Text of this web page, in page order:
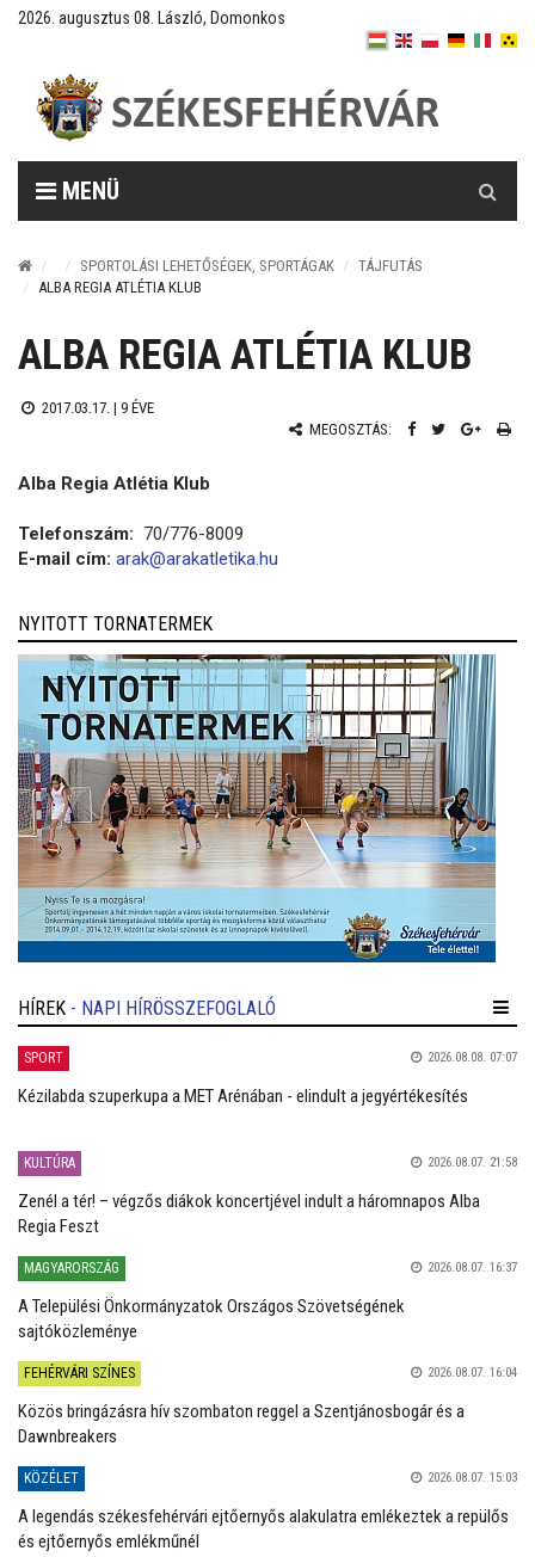
2026. augusztus 08. László, Domonkos
MENÜ
SPORTOLÁSI LEHETŐSÉGEK, SPORTÁGAK
TÁJFUTÁS
ALBA REGIA ATLÉTIA KLUB
ALBA REGIA ATLÉTIA KLUB
2017.03.17. | 9 ÉVE
MEGOSZTÁS:
Alba Regia Atlétia Klub
Telefonszám: 70/776-8009
E-mail cím: arak@arakatletika.hu
NYITOTT TORNATERMEK
HÍREK - NAPI HÍRÖSSZEFOGLALÓ
SPORT 2026.08.08. 07:07
Kézilabda szuperkupa a MET Arénában - elindult a jegyértékesítés
KULTÚRA 2026.08.07. 21:58
Zenél a tér! – végzős diákok koncertjével indult a háromnapos Alba
Regia Feszt
MAGYARORSZÁG 2026.08.07. 16:37
A Települési Önkormányzatok Országos Szövetségének
sajtóközleménye
FEHÉRVÁRI SZÍNES 2026.08.07. 16:04
Közös bringázásra hív szombaton reggel a Szentjánosbogár és a
Dawnbreakers
KÖZÉLET 2026.08.07. 15:03
A legendás székesfehérvári ejtőernyős alakulatra emlékeztek a repülős
és ejtőernyős emlékműnél